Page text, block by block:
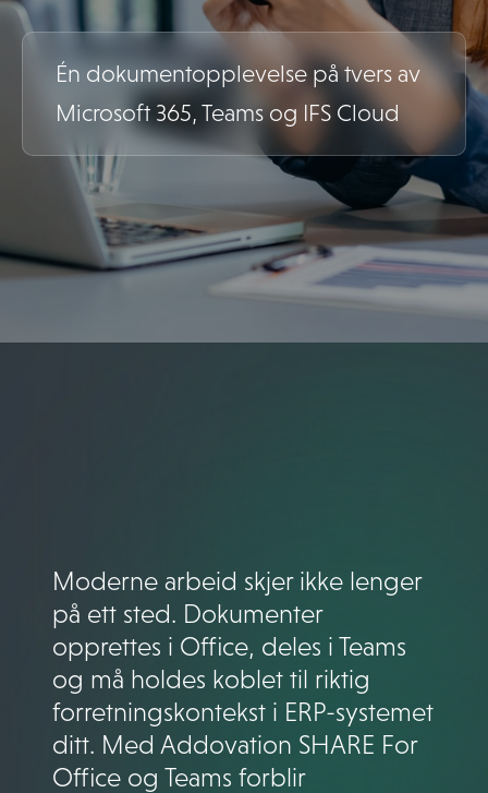
Én dokumentopplevelse på tvers av
Microsoft 365, Teams og IFS Cloud
Moderne arbeid skjer ikke lenger
på ett sted. Dokumenter
opprettes i Office, deles i Teams
og må holdes koblet til riktig
forretningskontekst i ERP-systemet
ditt. Med Addovation SHARE For
Office og Teams forblir